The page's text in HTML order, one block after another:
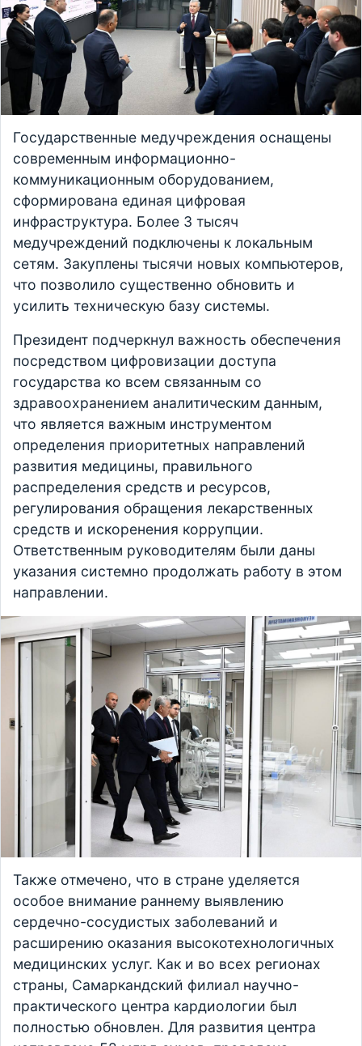
Государственные медучреждения оснащены
современным информационно-
коммуникационным оборудованием,
сформирована единая цифровая
инфраструктура. Более 3 тысяч
медучреждений подключены к локальным
сетям. Закуплены тысячи новых компьютеров,
что позволило существенно обновить и
усилить техническую базу системы.
Президент подчеркнул важность обеспечения
посредством цифровизации доступа
государства ко всем связанным со
здравоохранением аналитическим данным,
что является важным инструментом
определения приоритетных направлений
развития медицины, правильного
распределения средств и ресурсов,
регулирования обращения лекарственных
средств и искоренения коррупции.
Ответственным руководителям были даны
указания системно продолжать работу в этом
направлении.
Также отмечено, что в стране уделяется
особое внимание раннему выявлению
сердечно-сосудистых заболеваний и
расширению оказания высокотехнологичных
медицинских услуг. Как и во всех регионах
страны, Самаркандский филиал научно-
практического центра кардиологии был
полностью обновлен. Для развития центра